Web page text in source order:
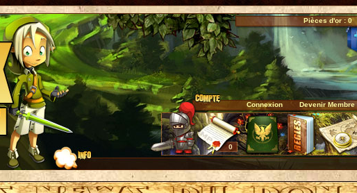
Pièces d'or : 0
Connexion Devenir Membre
0